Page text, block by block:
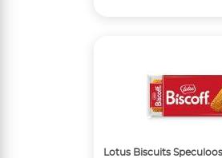
Lotus Biscuits